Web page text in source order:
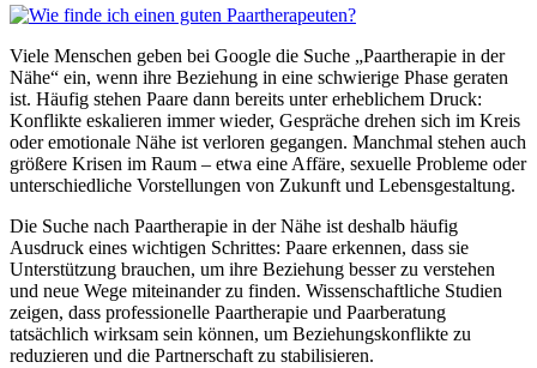
Viele Menschen geben bei Google die Suche „Paartherapie in der
Nähe“ ein, wenn ihre Beziehung in eine schwierige Phase geraten
ist. Häufig stehen Paare dann bereits unter erheblichem Druck:
Konflikte eskalieren immer wieder, Gespräche drehen sich im Kreis
oder emotionale Nähe ist verloren gegangen. Manchmal stehen auch
größere Krisen im Raum – etwa eine Affäre, sexuelle Probleme oder
unterschiedliche Vorstellungen von Zukunft und Lebensgestaltung.
Die Suche nach Paartherapie in der Nähe ist deshalb häufig
Ausdruck eines wichtigen Schrittes: Paare erkennen, dass sie
Unterstützung brauchen, um ihre Beziehung besser zu verstehen
und neue Wege miteinander zu finden. Wissenschaftliche Studien
zeigen, dass professionelle Paartherapie und Paarberatung
tatsächlich wirksam sein können, um Beziehungskonflikte zu
reduzieren und die Partnerschaft zu stabilisieren.